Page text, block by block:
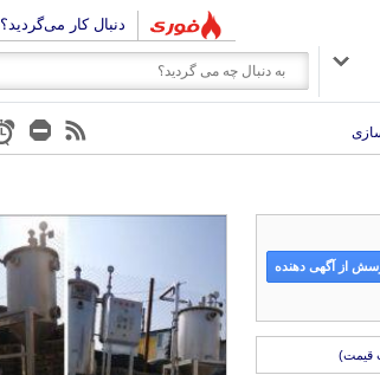
دنبال کار می‌گردید؟
از آگهی دهنده
قیمت)